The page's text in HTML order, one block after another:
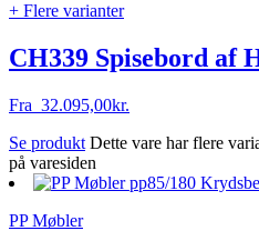
+ Flere varianter
CH339 Spisebord af
Fra 32.095,00kr.
Se produkt Dette vare har flere
på varesiden
PP Møbler